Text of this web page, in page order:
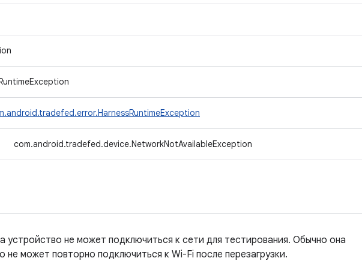
com.android.tradefed.device.NetworkNotAvailableException
устройство не может подключиться к сети для тестирования. Обычно она
не может повторно подключиться к Wi-Fi после перезагрузки.